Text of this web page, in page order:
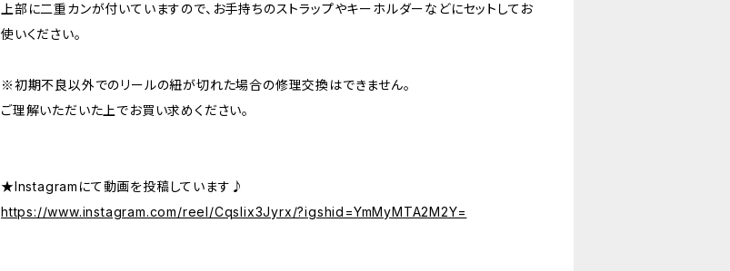
上部に二重カンが付いていますので、お手持ちのストラップやキーホルダーなどにセットしてお
使いください。
※初期不良以外でのリールの紐が切れた場合の修理交換はできません。
ご理解いただいた上でお買い求めください。
★Instagramにて動画を投稿しています♪
https://www.instagram.com/reel/Cqslix3Jyrx/?igshid=YmMyMTA2M2Y=